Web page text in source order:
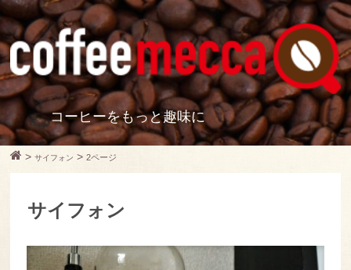
コーヒーをもっと趣味に
>サイフォン >2ページ
サイフォン